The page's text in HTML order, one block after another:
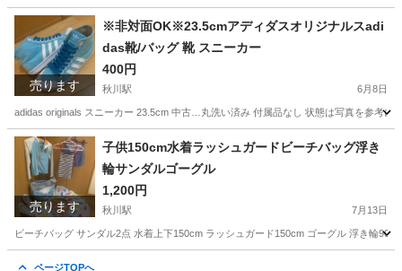
東京 あきる野市 秋川駅 ワイシャツ
売ります
※非対面OK※23.5cmアディダスオリジナルスadi
das靴/バッグ 靴 スニーカー
400円
秋川駅 6月8日
adidas originals スニーカー 23.5cm 中古…丸洗い済み 付属品なし 状態は写真を参考
東京 あきる野市 靴
売ります
子供150cm水着ラッシュガードビーチバッグ浮き
輪サンダルゴーグル
1,200円
秋川駅 7月13日
ビーチバッグ サンダル2点 水着上下150cm ラッシュガード150cm ゴーグル 浮き輪
ページTOPへ